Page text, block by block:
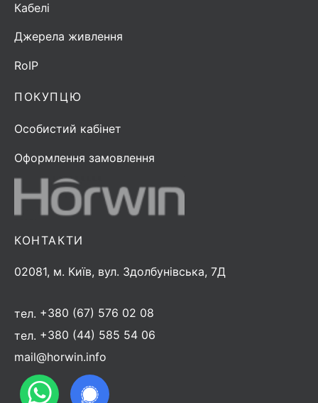
КОНТАКТИ
02081, м. Київ, вул. Здолбунівська, 7Д
тел. +380 (67) 576 02 08
тел. +380 (44) 585 54 06
mail@horwin.info
Кабелі
Джерела живлення
RoIP
ПОКУПЦЮ
Особистий кабінет
Оформлення замовлення